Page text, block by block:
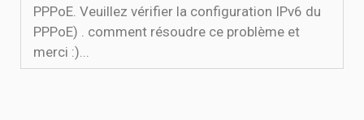
PPPoE. Veuillez vérifier la configuration IPv6 du
PPPoE) . comment résoudre ce problème et
merci :)...